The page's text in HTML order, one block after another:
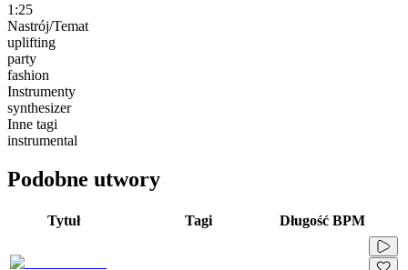
1:25
Nastrój/Temat
uplifting
party
fashion
Instrumenty
synthesizer
Inne tagi
instrumental
Podobne utwory
Tytuł Tagi Długość BPM